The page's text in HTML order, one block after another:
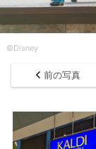
©️Disney
前の写真